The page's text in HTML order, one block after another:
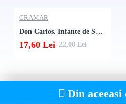
GRAMAR
Don Carlos. Infante de Spania
17,60 Lei 22,00 Lei
Din aceeasi